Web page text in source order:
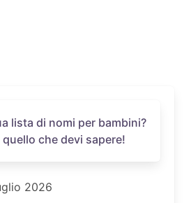
lista di nomi per bambini?
che devi sapere!
2026